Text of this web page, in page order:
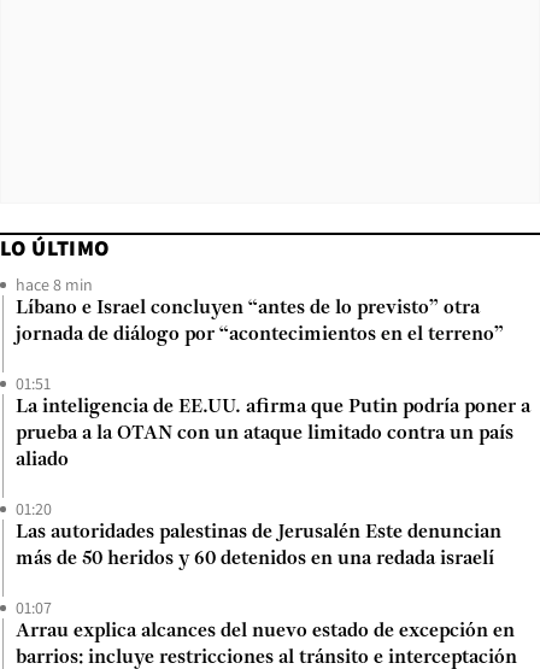
LO ÚLTIMO
hace 8 min
Líbano e Israel concluyen “antes de lo previsto” otra
jornada de diálogo por “acontecimientos en el terreno”
01:51
La inteligencia de EE.UU. afirma que Putin podría poner a
prueba a la OTAN con un ataque limitado contra un país
aliado
01:20
Las autoridades palestinas de Jerusalén Este denuncian
más de 50 heridos y 60 detenidos en una redada israelí
01:07
Arrau explica alcances del nuevo estado de excepción en
barrios: incluye restricciones al tránsito e interceptación